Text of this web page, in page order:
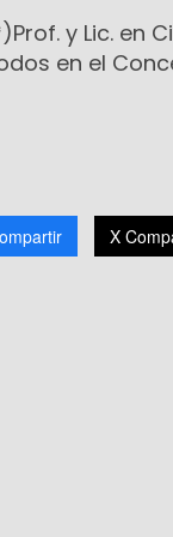
y Lic. en
en el
X